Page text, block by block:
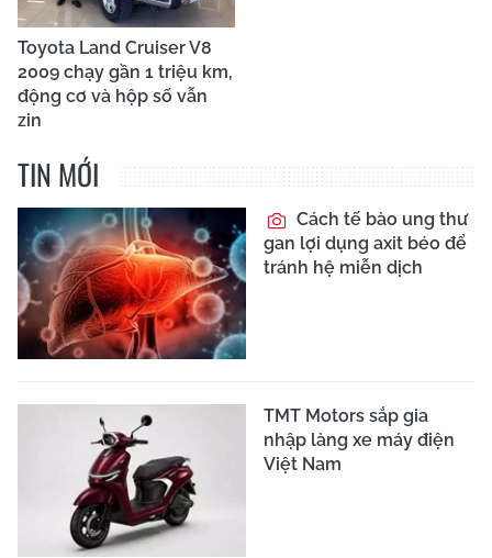
Toyota Land Cruiser V8
2009 chạy gần 1 triệu km,
động cơ và hộp số vẫn
zin
TIN MỚI
Cách tế bào ung thư
gan lợi dụng axit béo để
tránh hệ miễn dịch
TMT Motors sắp gia
nhập làng xe máy điện
Việt Nam